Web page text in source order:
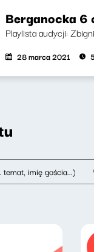
Berganocka 6
Playlista audycji:
28 marca 2021